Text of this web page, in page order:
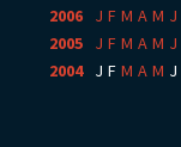
2006
J F M A M J
2005
J F M A M J
2004: J F M A M J